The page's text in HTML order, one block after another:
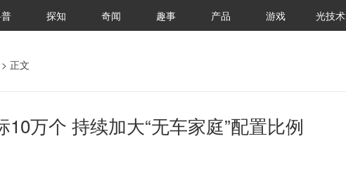
探知 奇闻 趣事 产品 游戏 光技术
> 正文
万个 持续加大“无车家庭”配置比例